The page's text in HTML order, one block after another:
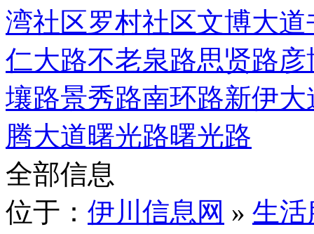
湾社区罗村社区文博大道
仁大路不老泉路思贤路
壤路景秀路南环路新伊大
腾大道曙光路曙光路
全部信息
位于： 伊川信息网 » 生活